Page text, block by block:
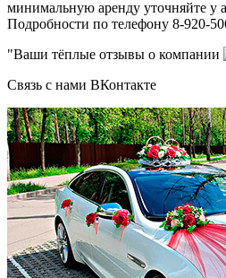
минимальную аренду уточняйте у
Подробности по телефону 8-920-
"Ваши тёплые отзывы о компании
Связь с нами ВКонтакте